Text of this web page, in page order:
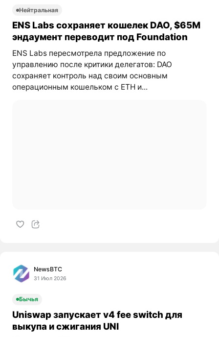
Нейтральная
ENS Labs сохраняет кошелек DAO, $65M
эндаумент переводит под Foundation
ENS Labs пересмотрела предложение по
управлению после критики делегатов: DAO
сохраняет контроль над своим основным
операционным кошельком с ETH и...
NewsBTC
31 Июл 2026
Бычья
Uniswap запускает v4 fee switch для
выкупа и сжигания UNI